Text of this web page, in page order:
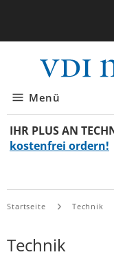
Menü
IHR PLUS AN
kostenfrei ordern!
Startseite Technik
Technik